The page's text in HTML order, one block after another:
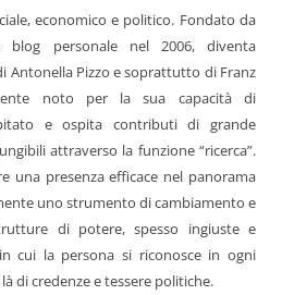
economico e politico. Fondato da
blog personale nel 2006, diventa
Pizzo e soprattutto di Franz
noto per la sua capacità di
e ospita contributi di grande
attraverso la funzione “ricerca”.
una presenza efficace nel panorama
uno strumento di cambiamento e
di potere, spesso ingiuste e
cui la persona si riconosce in ogni
di credenze e tessere politiche.